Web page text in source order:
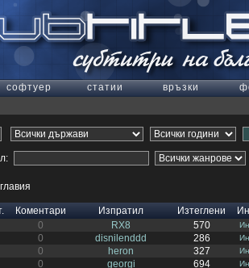
софтуер статии връзки
Коментари Изпратил Изтеглени
0 RX8 570
0 disnilenddd 286
0 heron 327
0 georgi 694